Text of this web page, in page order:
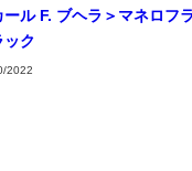
ール F. ブヘラ＞マネロフ
ック
2022